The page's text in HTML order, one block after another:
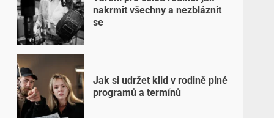
nakrmit všechny a nezbláznit
se
Jak si udržet klid v rodině plné
programů a termínů